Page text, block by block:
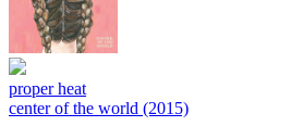
proper heat
center of the world (2015)